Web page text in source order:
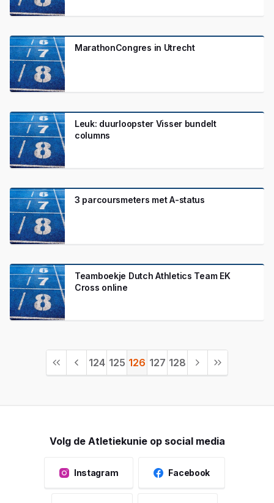
MarathonCongres in Utrecht
Leuk: duurloopster Visser bundelt
columns
3 parcoursmeters met A-status
Teamboekje Dutch Athletics Team EK
Cross online
124 125 126 127 128
Volg de Atletiekunie op social media
Instagram Facebook